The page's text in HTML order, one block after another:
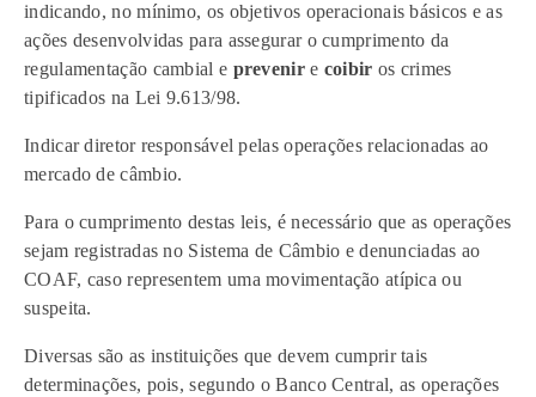
indicando, no mínimo, os objetivos operacionais básicos e as
ações desenvolvidas para assegurar o cumprimento da
regulamentação cambial e prevenire coibir os crimes
tipificados na Lei 9.613/98.
Indicar diretor responsável pelas operações relacionadas ao
mercado de câmbio.
Para o cumprimento destas leis, é necessário que as operações
sejam registradas no Sistema de Câmbio e denunciadas ao
COAF, caso representem uma movimentação atípica ou
suspeita.
Diversas são as instituições que devem cumprir tais
determinações, pois, segundo o Banco Central, as operações